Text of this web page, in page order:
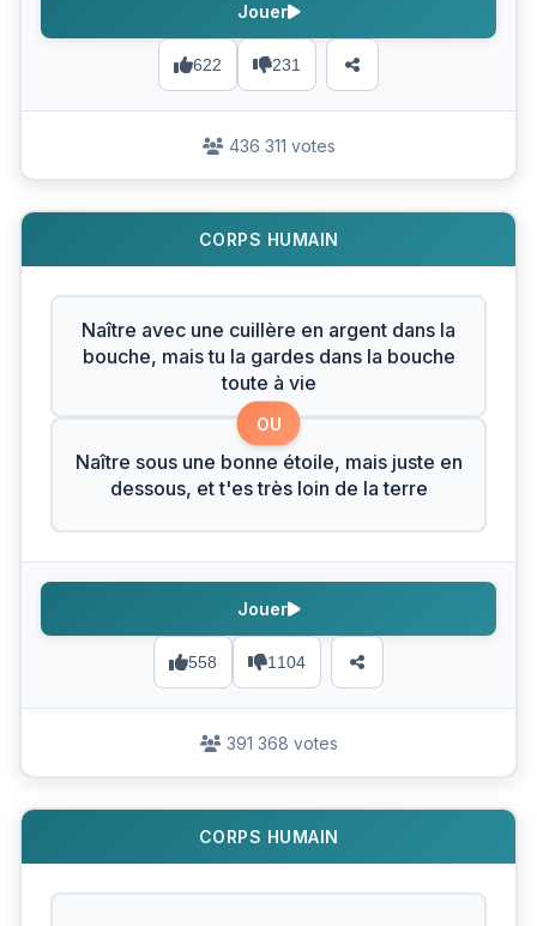
622 231
Jouer
436 311 votes
CORPS HUMAIN
Naître avec une cuillère en argent dans la
bouche, mais tu la gardes dans la bouche
toute à vie
OU
Naître sous une bonne étoile, mais juste en
dessous, et t'es très loin de la terre
558 1104
Jouer
391 368 votes
CORPS HUMAIN